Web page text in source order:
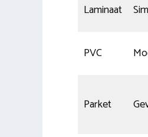
Laminaat
PVC
Parket